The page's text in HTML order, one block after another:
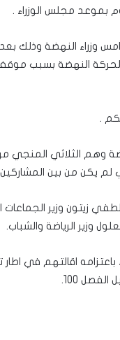
بموعد مجلس الوزراء .
وزراء النهضة وذلك بعد
لحركة النهضة بسبب
.
وهم الثلاثي المنجي
لم يكن من بين
زيتون وزير
وزير الرياضة والشباب.
باعتزامه اقالتهم في
100.